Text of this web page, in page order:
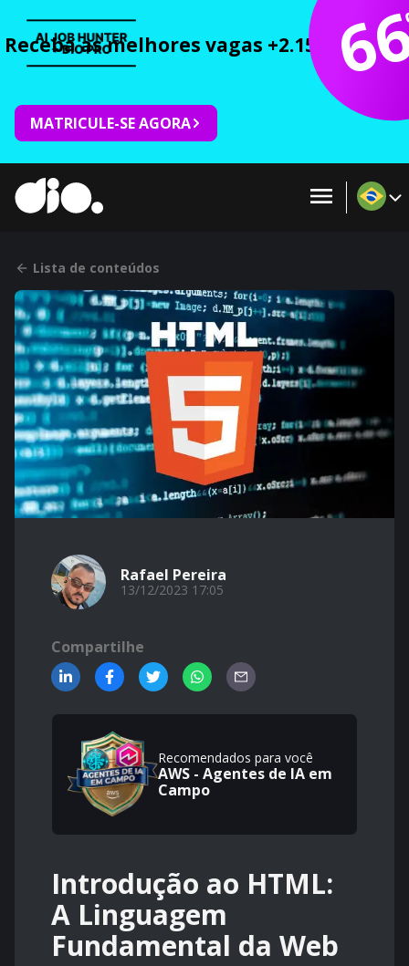
Receba as melhores vagas +2.150 cursos
MATRICULE-SE AGORA
Lista de conteúdos
Rafael Pereira
13/12/2023 17:05
Compartilhe
Recomendados para você
AWS - Agentes de IA em
Campo
Introdução ao HTML:
A Linguagem
Fundamental da Web